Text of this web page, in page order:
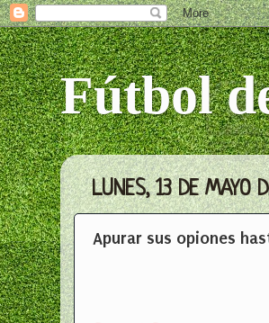
Fútbol
LUNES, 13 DE MAYO
Apurar sus opiones